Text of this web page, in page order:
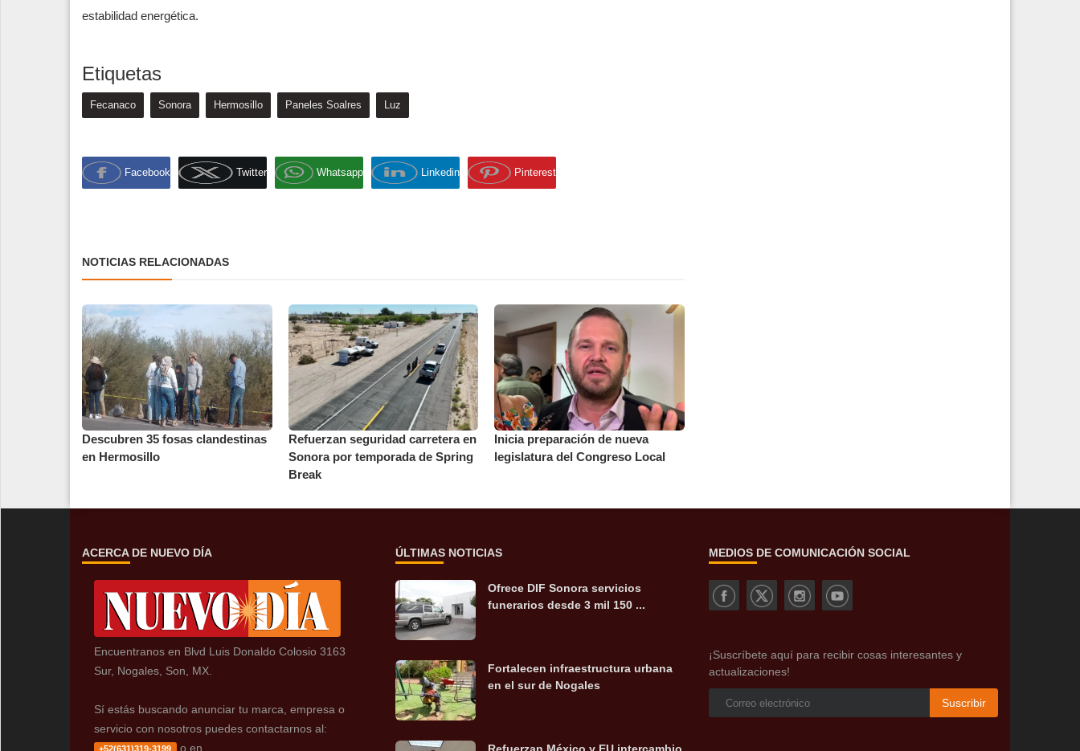
estabilidad energética.
Etiquetas
Fecanaco Sonora Hermosillo Paneles Soalres Luz
Facebook Twitter Whatsapp Linkedin Pinterest
NOTICIAS RELACIONADAS
Descubren 35 fosas clandestinas
en Hermosillo
Refuerzan seguridad carretera en
Sonora por temporada de Spring
Break
Inicia preparación de nueva
legislatura del Congreso Local
ACERCA DE NUEVO DÍA
Encuentranos en Blvd Luis Donaldo Colosio 3163
Sur, Nogales, Son, MX.
Sí estás buscando anunciar tu marca, empresa o
servicio con nosotros puedes contactarnos al:
+52(631)319-3199 o en
ÚLTIMAS NOTICIAS
Ofrece DIF Sonora servicios
funerarios desde 3 mil 150 ...
Fortalecen infraestructura urbana
en el sur de Nogales
MEDIOS DE COMUNICACIÓN SOCIAL
¡Suscríbete aquí para recibir cosas interesantes y
actualizaciones!
Suscribir